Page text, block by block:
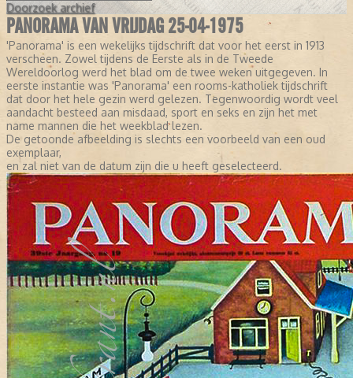
Doorzoek archief
PANORAMA VAN VRIJDAG 25-04-1975
'Panorama' is een wekelijks tijdschrift dat voor het eerst in 1913
verscheen. Zowel tijdens de Eerste als in de Tweede
Wereldoorlog werd het blad om de twee weken uitgegeven. In
eerste instantie was 'Panorama' een rooms-katholiek tijdschrift
dat door het hele gezin werd gelezen. Tegenwoordig wordt veel
aandacht besteed aan misdaad, sport en seks en zijn het met
name mannen die het weekblad lezen.
De getoonde afbeelding is slechts een voorbeeld van een oud
exemplaar,
en zal niet van de datum zijn die u heeft geselecteerd.